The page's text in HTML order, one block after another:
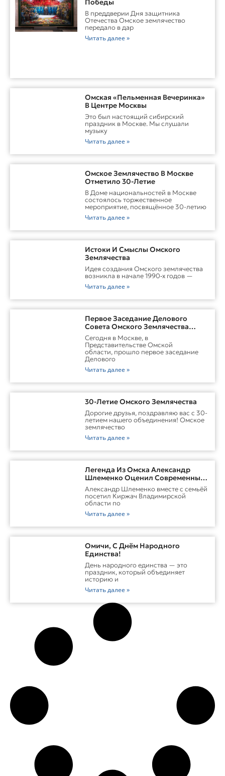
Победы
В преддверии Дня защитника
Отечества Омское землячество
передало в дар
Читать далее »
Омская «Пельменная Вечеринка»
В Центре Москвы
Это был настоящий сибирский
праздник в Москве. Мы слушали
музыку
Читать далее »
Омское Землячество В Москве
Отметило 30-Летие
В Доме национальностей в Москве
состоялось торжественное
мероприятие, посвящённое 30-летию
Читать далее »
Истоки И Смыслы Омского
Землячества
Идея создания Омского землячества
возникла в начале 1990‑х годов —
Читать далее »
Первое Заседание Делового
Совета Омского Землячества
Прошло С Участием Губернатора
Омской Области
Сегодня в Москве, в
Представительстве Омской
области, прошло первое заседание
Делового
Читать далее »
30-Летие Омского Землячества
Дорогие друзья, поздравляю вас с 30-
летием нашего объединения! Омское
землячество
Читать далее »
Легенда Из Омска Александр
Шлеменко Оценил Современные
Заводы Холдинга «Русклимат» И
Перспективы ММА В Киржаче
Александр Шлеменко вместе с семьёй
посетил Киржач Владимирской
области по
Читать далее »
Омичи, С Днём Народного
Единства!
День народного единства — это
праздник, который объединяет
историю и
Читать далее »